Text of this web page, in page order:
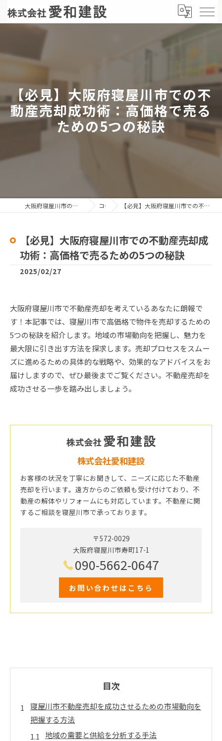
【必見】大阪府寝屋川市での不
動産売却成功術：高価格で売る
ための5つの秘訣
大阪府寝屋川市の不動産売却なら株式会社愛和建設 コラム 【必見】大阪府寝屋川市での不動産売却成功術：高価格で売るための5つの秘訣
【必見】大阪府寝屋川市での不動産売却成
功術：高価格で売るための5つの秘訣
2025/02/27
大阪府寝屋川市で不動産売却を考えているあなたに朗報で
す！本記事では、寝屋川市で高価格で物件を売却するための
5つの秘訣を紹介します。地域の市場動向を把握し、魅力を
最大限に引き出す方法を探求します。売却プロセスをスムー
ズに進めるための具体的な戦略や、効果的なアドバイスをお
届けしますので、ぜひ最後までご覧ください。不動産売却を
成功させる一歩を踏み出しましょう。
株式会社愛和建設
お客様の状況を丁寧にお聞きして、ニーズに応じた不動産
売却を行います。遠方からのご依頼も受け付けており、不
動産の解体やリフォームにも対応しています。不動産に関
するご相談を寝屋川市で承っております。
〒572-0029
大阪府寝屋川市寿町17-1
090-5662-0647
お問い合わせはこちら
目次
寝屋川市不動産売却を成功させるための市場動向を
把握する方法
地域の需要と供給を分析する手法